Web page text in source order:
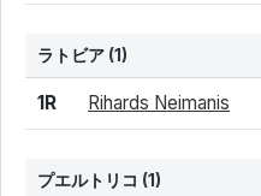
ラトビア (1)
結果 シード 選手名
1R Rihards Neimanis
プエルトリコ (1)